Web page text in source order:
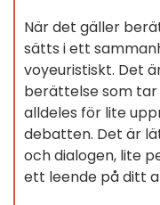
När det gäller
sätts i ett
voyeuristiskt. Det
berättelse som
alldeles för lite
debatten. Det är
och dialogen, lite
ett leende på ditt